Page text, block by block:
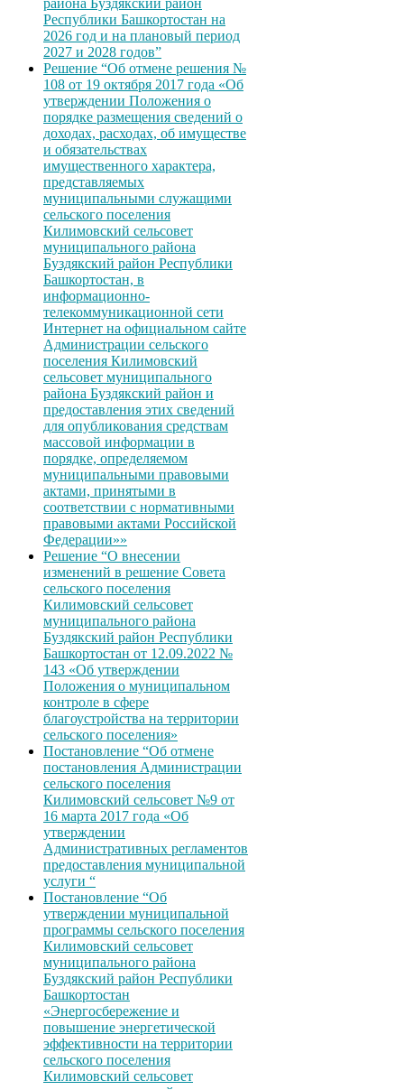
района Буздякский район
Республики Башкортостан на
2026 год и на плановый период
2027 и 2028 годов”
Решение “Об отмене решения №
108 от 19 октября 2017 года «Об
утверждении Положения о
порядке размещения сведений о
доходах, расходах, об имуществе
и обязательствах
имущественного характера,
представляемых
муниципальными служащими
сельского поселения
Килимовский сельсовет
муниципального района
Буздякский район Республики
Башкортостан, в
информационно-
телекоммуникационной сети
Интернет на официальном сайте
Администрации сельского
поселения Килимовский
сельсовет муниципального
района Буздякский район и
предоставления этих сведений
для опубликования средствам
массовой информации в
порядке, определяемом
муниципальными правовыми
актами, принятыми в
соответствии с нормативными
правовыми актами Российской
Федерации»»
Решение “О внесении
изменений в решение Совета
сельского поселения
Килимовский сельсовет
муниципального района
Буздякский район Республики
Башкортостан от 12.09.2022 №
143 «Об утверждении
Положения о муниципальном
контроле в сфере
благоустройства на территории
сельского поселения»
Постановление “Об отмене
постановления Администрации
сельского поселения
Килимовский сельсовет №9 от
16 марта 2017 года «Об
утверждении
Административных регламентов
предоставления муниципальной
услуги “
Постановление “Об
утверждении муниципальной
программы сельского поселения
Килимовский сельсовет
муниципального района
Буздякский район Республики
Башкортостан
«Энергосбережение и
повышение энергетической
эффективности на территории
сельского поселения
Килимовский сельсовет